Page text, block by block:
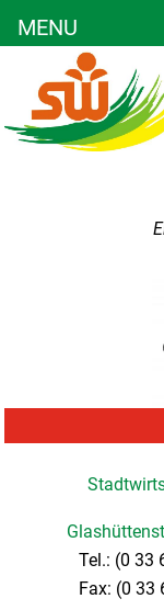
Tel.: (0 33
Fax: (0 33
MENU